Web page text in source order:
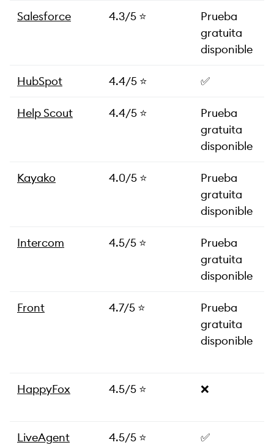
Salesforce 4.3/5 ⭐️
Prueba
gratuita
disponible
HubSpot 4.4/5 ⭐️ ✅
Help Scout 4.4/5 ⭐️
Prueba
gratuita
disponible
Kayako 4.0/5 ⭐️
Prueba
gratuita
disponible
Intercom 4.5/5 ⭐️
Prueba
gratuita
disponible
Front 4.7/5 ⭐️
Prueba
gratuita
disponible
HappyFox 4.5/5 ⭐️ ❌
LiveAgent 4.5/5 ⭐️ ✅